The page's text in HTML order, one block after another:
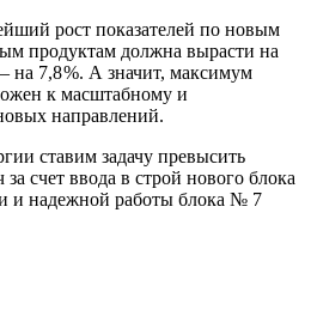
рост показателей по новым
продуктам должна вырасти на
​на 7,8 %. А значит, максимум
к масштабному и
направлений.
ставим задачу превысить
за счет ввода в строй нового блока
и надежной работы блока № 7